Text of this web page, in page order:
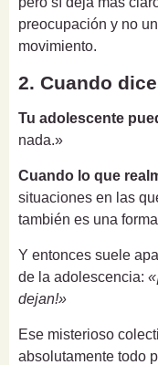
preocupación y no
movimiento.
2. Cuando
Tu adolescente
nada.»
Cuando lo que
situaciones en las
también es una
Y entonces suele
de la adolescencia:
dejan!»
Ese misterioso
absolutamente todo